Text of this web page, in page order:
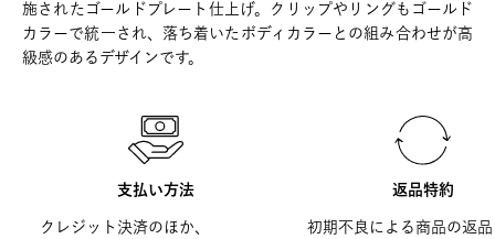
施されたゴールドプレート仕上げ。クリップやリングもゴールド
カラーで統一され、落ち着いたボディカラーとの組み合わせが高
級感のあるデザインです。
支払い方法
クレジット決済のほか、
返品特約
初期不良による商品の返